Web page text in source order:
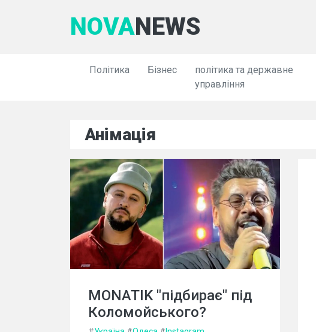
NOVANEWS
Політика Бізнес
політика та державне
управління
Анімація
MONATIK "підбирає" під
Коломойського?